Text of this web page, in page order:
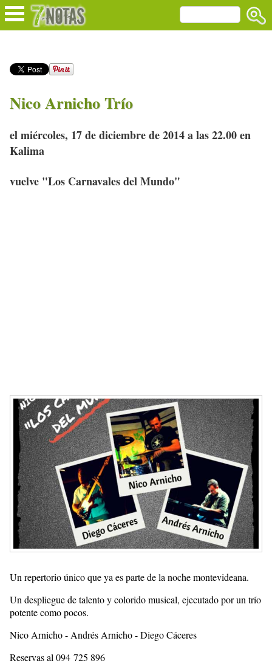
Nico Arnicho Trío
el miércoles, 17 de diciembre de 2014 a las 22.00 en
Kalima
vuelve "Los Carnavales del Mundo"
Un repertorio único que ya es parte de la noche montevideana.
Un despliegue de talento y colorido musical, ejecutado por un trío
potente como pocos.
Nico Arnicho - Andrés Arnicho - Diego Cáceres
Reservas al 094 725 896